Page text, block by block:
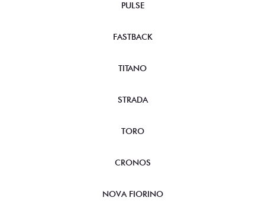
PULSE
FASTBACK
TITANO
STRADA
TORO
CRONOS
NOVA FIORINO